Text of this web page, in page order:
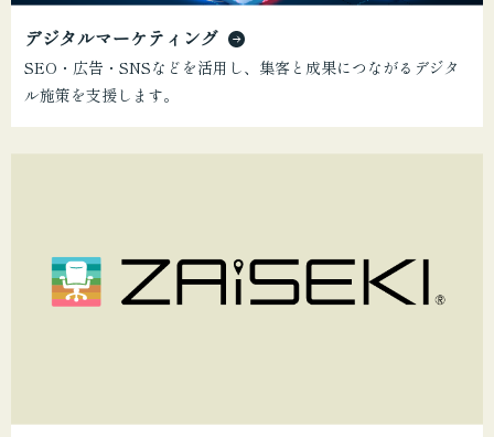
デジタルマーケティング
SEO・広告・SNSなどを活用し、集客と成果につながるデジタ
ル施策を支援します。